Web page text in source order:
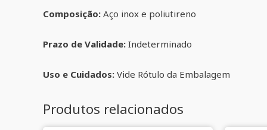
Composição: Aço inox e poliutireno
Prazo de Validade: Indeterminado
Uso e Cuidados: Vide Rótulo da Embalagem
Produtos relacionados